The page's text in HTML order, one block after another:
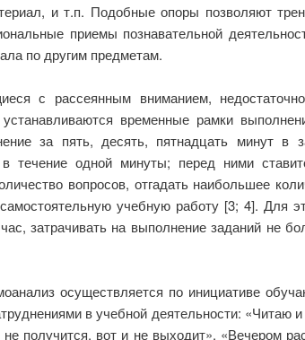
и т.п. Подобные опоры позволяют
приемы познавательной
по другим предметам.
с рассеянным вниманием,
временные рамки
за пять, десять, пятнадцать минут в
одной минуты; перед ними
вопросов, отгадать наибольшее
учебную работу [3; 4]. Для
затрачивать на выполнение заданий не
осуществляется по инициативе
в учебной деятельности: «Читаю и
получится, вот и не выходит», «Вечером